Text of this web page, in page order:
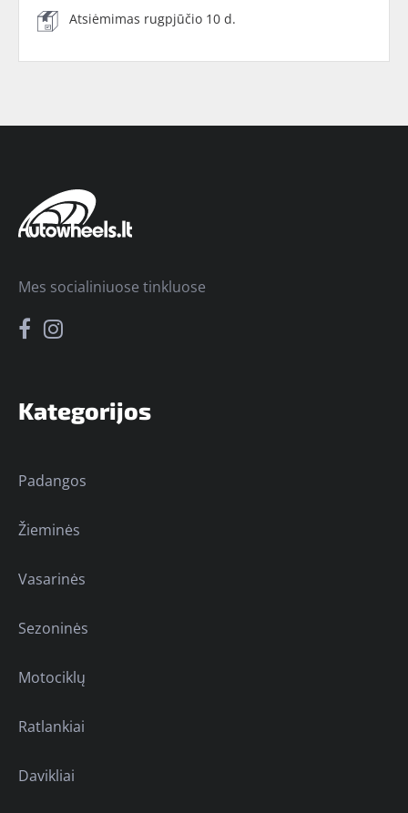
Atsiėmimas rugpjūčio 10 d.
Kategorijos
Padangos
Žieminės
Vasarinės
Sezoninės
Motociklų
Ratlankiai
Davikliai
Mes socialiniuose tinkluose